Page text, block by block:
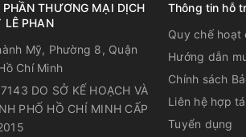
THƯƠNG MẠI DỊCH
LÊ PHAN
Mỹ, Phường 8, Quận
Chí Minh
DO SỞ KẾ HOẠCH VÀ
PHỐ HỒ CHÍ MINH CẤP
Thông tin hỗ
Quy chế hoạt
Hướng dẫn
Chính sách
Liên hệ hợp
Tuyển dụng